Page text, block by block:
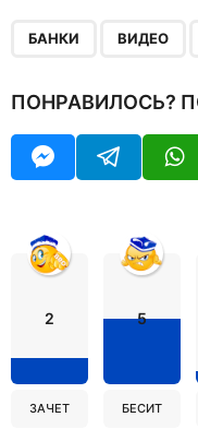
БАНКИ ВИДЕО
ПОНРАВИЛОСЬ?
2
ЗАЧЕТ
5
БЕСИТ